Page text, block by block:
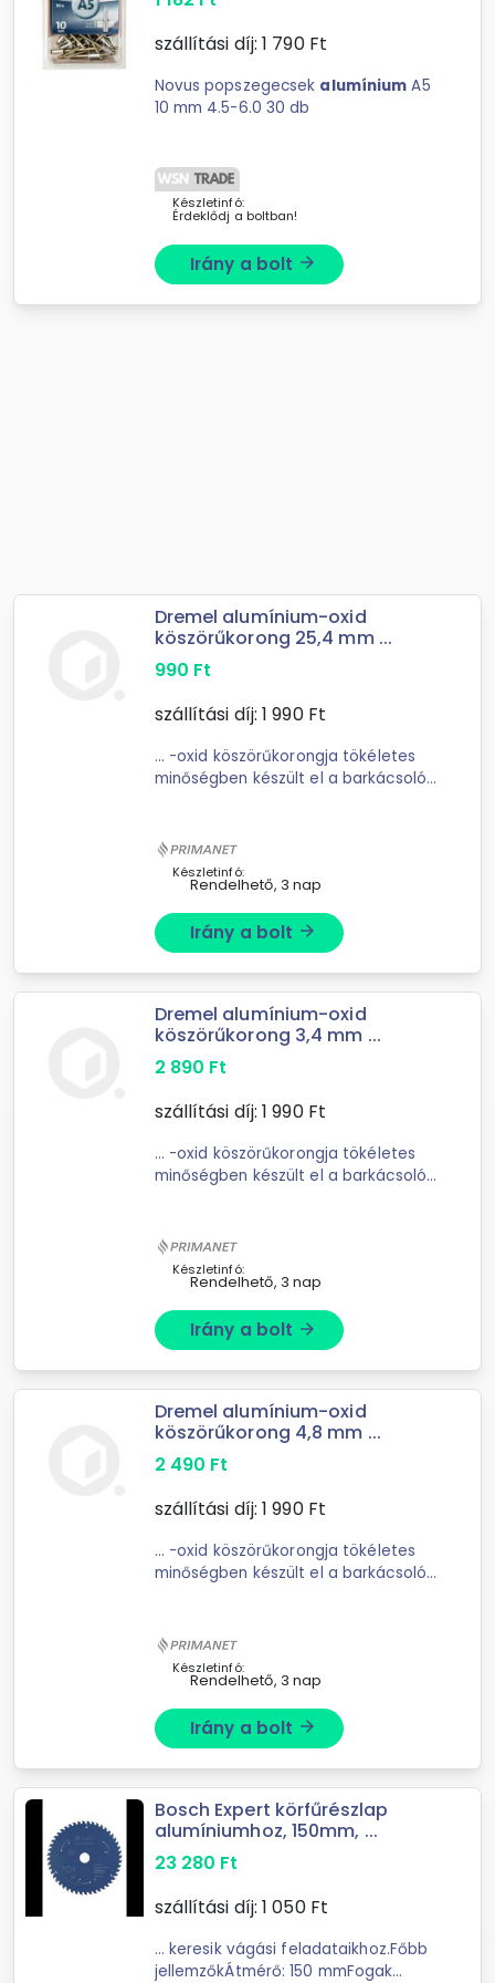
szállítási díj: 1 790Ft
Novus popszegecsek alumínium A5
10 mm 4.5-6.0 30 db
Készletinfó:
Érdeklődj a boltban!
Irány a bolt arrow_forward
Dremel alumínium-oxid
köszörűkorong 25,4 mm ...
990 Ft
szállítási díj: 1 990Ft
... -oxid köszörűkorongja tökéletes
minőségben készült el a barkácsolók
milliméter. Használható fémekhez,
öntvényekhez ...
Készletinfó:
Rendelhető, 3 nap
Irány a bolt arrow_forward
Dremel alumínium-oxid
köszörűkorong 3,4 mm ...
2 890 Ft
szállítási díj: 1 990Ft
... -oxid köszörűkorongja tökéletes
minőségben készült el a barkácsolók
3,4 milliméter. Használható
fémekhez, öntvényekhez ...
Készletinfó:
Rendelhető, 3 nap
Irány a bolt arrow_forward
Dremel alumínium-oxid
köszörűkorong 4,8 mm ...
2 490 Ft
szállítási díj: 1 990Ft
... -oxid köszörűkorongja tökéletes
minőségben készült el a barkácsolók
4,8 milliméter. Használható
fémekhez, öntvényekhez ...
Készletinfó:
Rendelhető, 3 nap
Irány a bolt arrow_forward
Bosch Expert körfűrészlap
alumíniumhoz, 150mm, ...
23 280 Ft
szállítási díj: 1 050Ft
... keresik vágási feladataikhoz.Főbb
jellemzőkÁtmérő: 150 mmFogak